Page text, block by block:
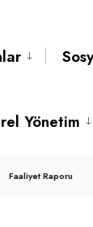
Yönetim
Faaliyet Raporu